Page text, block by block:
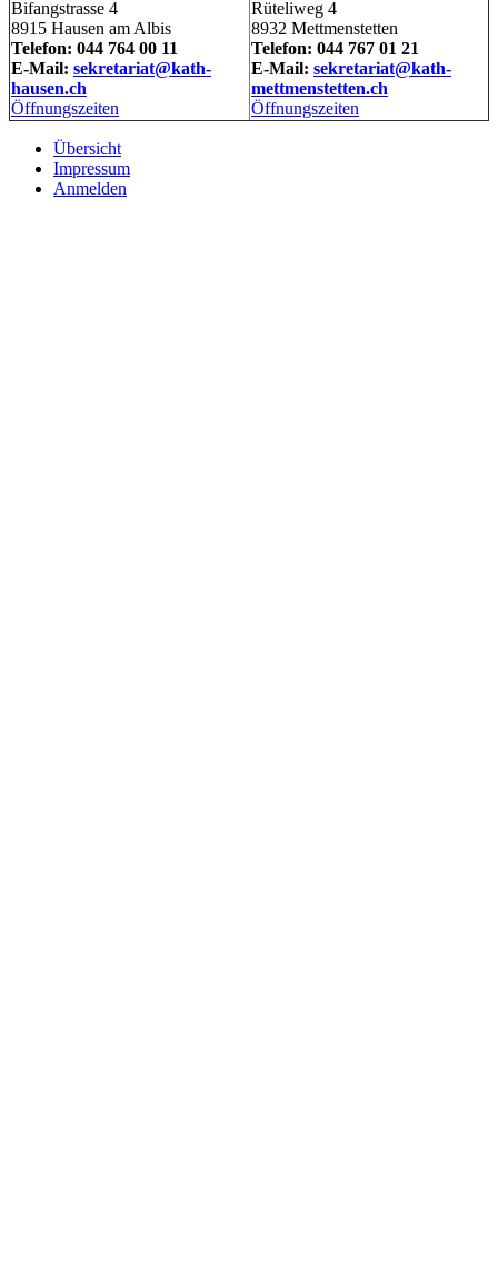
Bifangstrasse 4
8915 Hausen am Albis
Telefon: 044 764 00 11
E-Mail: sekretariat@kath-
hausen.ch
Öffnungszeiten
Rüteliweg 4
8932 Mettmenstetten
Telefon: 044 767 01 21
E-Mail: sekretariat@kath-
mettmenstetten.ch
Öffnungszeiten
Übersicht
Impressum
Anmelden